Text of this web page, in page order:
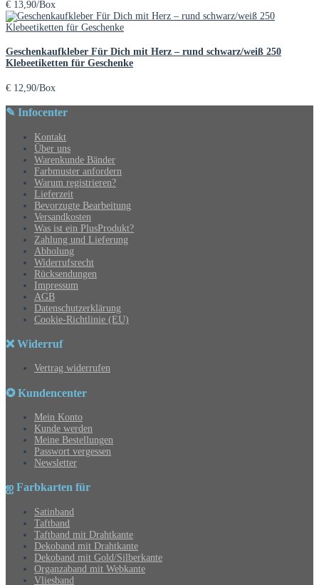
€ 13,90/Box
Geschenkaufkleber Für Dich mit Herz – rund schwarz/weiß 250
Klebeetiketten für Geschenke
€ 12,90/Box
✎ Infocenter
Kontakt
Über uns
Warenkunde Bänder
Farbmuster anfordern
Warum registrieren?
Lieferzeit
Bevorzugte Bearbeitung
Versandkosten
Was ist ein PlusProdukt?
Zahlung und Lieferung
Abholung
Widerrufsrecht
Rücksendungen
Impressum
AGB
Datenschutzerklärung
Cookie-Richtlinie (EU)
❌ Widerruf
Vertrag widerrufen
✪ Kundencenter
Mein Konto
Kunde werden
Meine Bestellungen
Passwort vergessen
Newsletter
ஐ Farbkarten für
Satinband
Taftband
Taftband mit Drahtkante
Dekoband mit Drahtkante
Dekoband mit Gold/Silberkante
Organzaband mit Webkante
Vliesband